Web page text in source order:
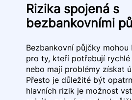
Rizika spojená s
bezbankovními
Bezbankovní půjčky
pro ty, kteří potřebují rychlé
nebo mají problémy získat
Přesto je důležité být
hlavních rizik je možnost